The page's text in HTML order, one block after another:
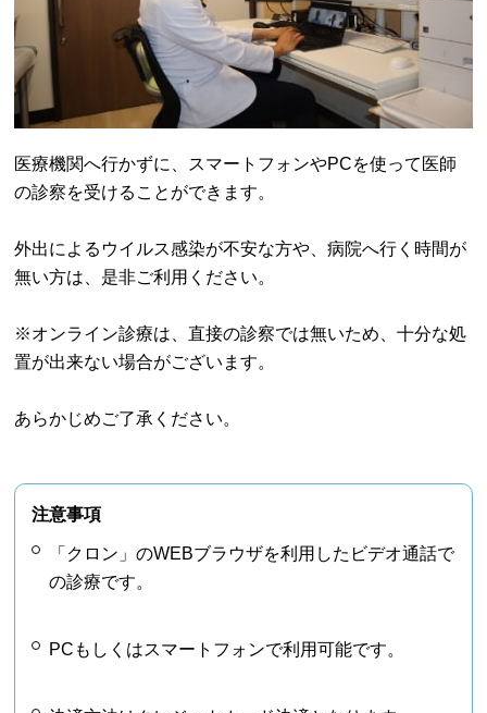
医療機関へ行かずに、スマートフォンやPCを使って医師
の診察を受けることができます。
外出によるウイルス感染が不安な方や、病院へ行く時間が
無い方は、是非ご利用ください。
※オンライン診療は、直接の診察では無いため、十分な処
置が出来ない場合がございます。
あらかじめご了承ください。
注意事項
「クロン」のWEBブラウザを利用したビデオ通話で
の診療です。
PCもしくはスマートフォンで利用可能です。